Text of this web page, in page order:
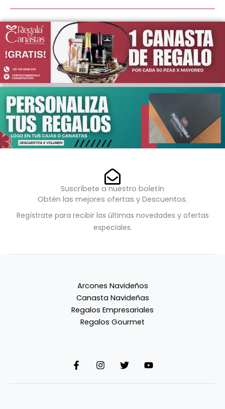
Atención Proveedor
+52 1 56 5183 1835
Suscríbete a nuestro boletín
Obtén las mejores ofertas y Descuentos.
Regístrate para recibir las últimas novedades y ofertas
especiales.
Arcones Navideños
Canasta Navideñas
Regalos Empresariales
Regalos Gourmet